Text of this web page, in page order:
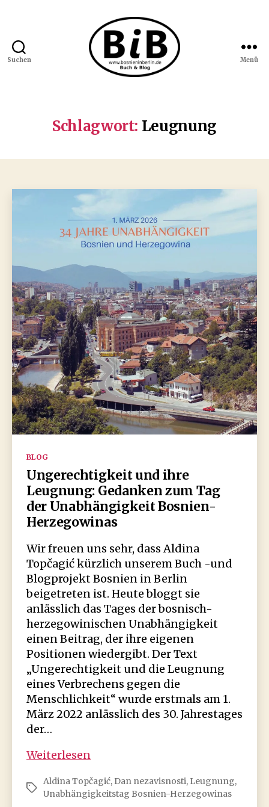
Suchen Menü
Schlagwort: Leugnung
Kategorien
BLOG
Ungerechtigkeit und ihre
Leugnung: Gedanken zum Tag
der Unabhängigkeit Bosnien-
Herzegowinas
Wir freuen uns sehr, dass Aldina
Topčagić kürzlich unserem Buch -und
Blogprojekt Bosnien in Berlin
beigetreten ist. Heute bloggt sie
anlässlich das Tages der bosnisch-
herzegowinischen Unabhängigkeit
einen Beitrag, der ihre eigenen
Positionen wiedergibt. Der Text
„Ungerechtigkeit und die Leugnung
eines Verbrechens gegen die
Menschlichkeit“ wurde erstmals am 1.
März 2022 anlässlich des 30. Jahrestages
der…
Weiterlesen
ihre
Leugnung:
Schlagwörter
Aldina Topčagić, Dan nezavisnosti, Leugnung,
Unabhängigkeitstag Bosnien-Herzegowinas